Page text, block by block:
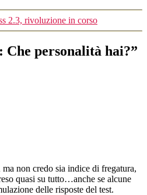
2.3, rivoluzione in corso
Che personalità hai?”
non credo sia indice di fregatura,
quasi su tutto…anche se alcune
delle risposte del test.